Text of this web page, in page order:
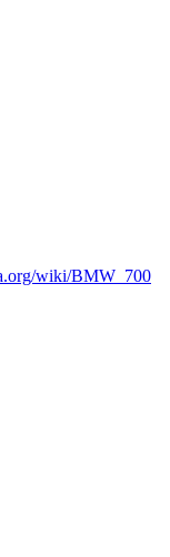
wiki/BMW_700